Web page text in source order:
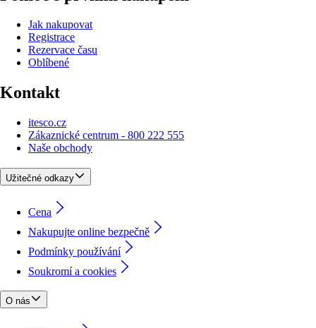
Jak nakupovat
Registrace
Rezervace času
Oblíbené
Kontakt
itesco.cz
Zákaznické centrum - 800 222 555
Naše obchody
Užitečné odkazy
Cena
Nakupujte online bezpečně
Podmínky používání
Soukromí a cookies
O nás